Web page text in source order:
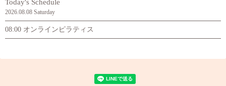
Today's Schedule
2026.08.08 Saturday
08:00 オンラインピラティス